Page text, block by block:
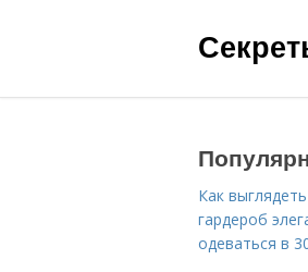
Как
гардероб
одеваться в